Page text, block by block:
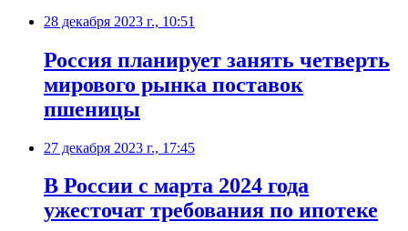
28 декабря 2023 г., 10:51
Россия планирует занять четверть
мирового рынка поставок
пшеницы
27 декабря 2023 г., 17:45
В России с марта 2024 года
ужесточат требования по ипотеке